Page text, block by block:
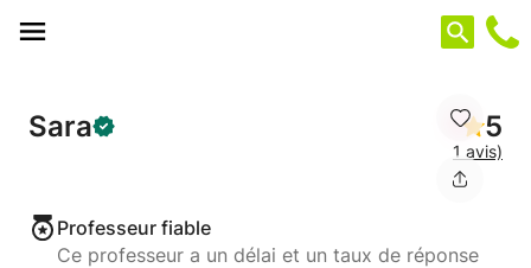
Sara 5
1 avis)
Professeur fiable
Ce professeur a un délai et un taux de réponse